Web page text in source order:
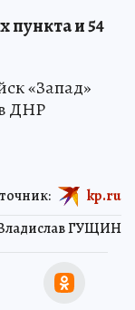
пункта и 54
«Запад»
ДНР
ГУЩИН
kp.ru